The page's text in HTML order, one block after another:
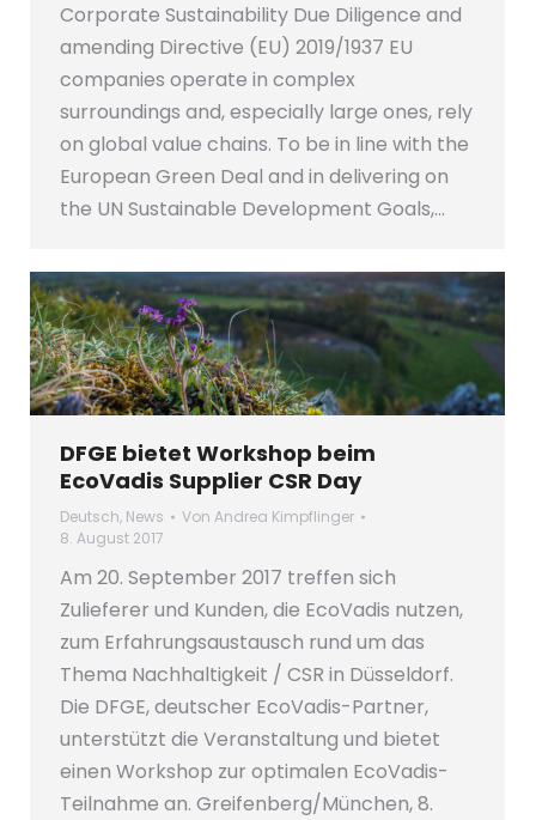
Corporate Sustainability Due Diligence and
amending Directive (EU) 2019/1937 EU
companies operate in complex
surroundings and, especially large ones, rely
on global value chains. To be in line with the
European Green Deal and in delivering on
the UN Sustainable Development Goals,…
DFGE bietet Workshop beim
EcoVadis Supplier CSR Day
Deutsch, News Von Andrea Kimpflinger
8. August 2017
Am 20. September 2017 treffen sich
Zulieferer und Kunden, die EcoVadis nutzen,
zum Erfahrungsaustausch rund um das
Thema Nachhaltigkeit / CSR in Düsseldorf.
Die DFGE, deutscher EcoVadis-Partner,
unterstützt die Veranstaltung und bietet
einen Workshop zur optimalen EcoVadis-
Teilnahme an. Greifenberg/München, 8.